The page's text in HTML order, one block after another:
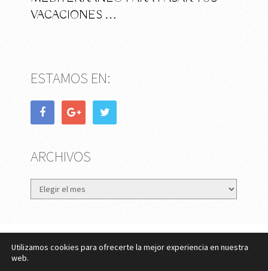
VACACIONES …
ESTAMOS EN:
ARCHIVOS
Archivos
eMujer.com
Copyright © 2026.
Utilizamos cookies para ofrecerte la mejor experiencia en nuestra
web.